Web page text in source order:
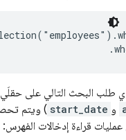
طلب البحث التالي على
و start_date ) ويتم
عمليات قراءة إدخالات الفهرس: